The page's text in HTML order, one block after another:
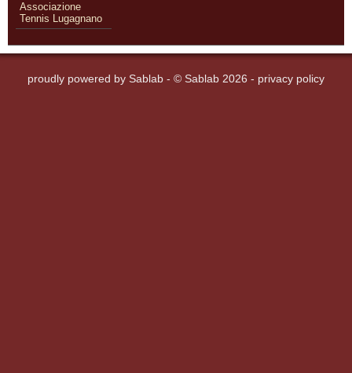
Associazione
Tennis Lugagnano
proudly powered by Sablab - © Sablab 2026 - privacy policy